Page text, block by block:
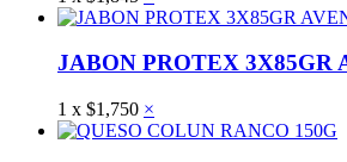
JABON PROTEX 3X85GR
1 x $1,750 ×